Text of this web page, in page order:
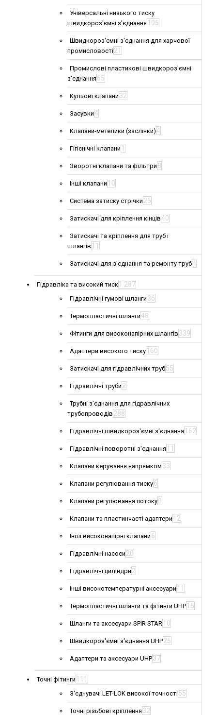
Універсальні низького тиску
швидкороз'ємні з'єднання 195
Швидкороз'ємні з'єднання для харчової
промисловості21
Промислові пластикові швидкороз'ємні
з'єднання 65
Кульові клапани 32
Засувки4
Клапани-метелики (заслінки)4
Гігієнічні клапани 1
Зворотні клапани та фільтри 8
Інші клапани 10
Система затиску стрічки 26
Затискачі для кріплення кінців40
Затискачі та кріплення для труб і
шлангів 11
Затискачі для з'єднання та ремонту труб4
Гідравліка та високий тиск 1 287
Гідравлічні гумові шланги 36
Термопластичні шланги48
Фітинги для високонапірних шлангів 339
Адаптери високого тиску 160
Затискачі для гідравлічних труб55
Гідравлічні труби 2
Трубні з'єднання для гідравлічних
трубопроводів 288
Гідравлічні швидкороз'ємні з'єднання 162
Гідравлічні поворотні з'єднання 11
Клапани керування напрямком 33
Клапани регулювання тиску6
Клапани регулювання потоку9
Клапани та пластинчасті адаптери 12
Інші високонапірні клапани 6
Гідравлічні насоси 20
Гідравлічні циліндри 2
Інші високотемпературні аксесуари 11
Термопластичні шланги та фітинги UHP 15
Шланги та аксесуари SPIR STAR 10
Швидкороз'ємні з'єднання UHP25
Адаптери та аксесуари UHP37
Точні фітинги 111
З'єднувачі LET-LOK високої точності55
Точні різьбові кріплення 32